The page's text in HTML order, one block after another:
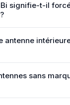
signifie-t-il
antenne
sans